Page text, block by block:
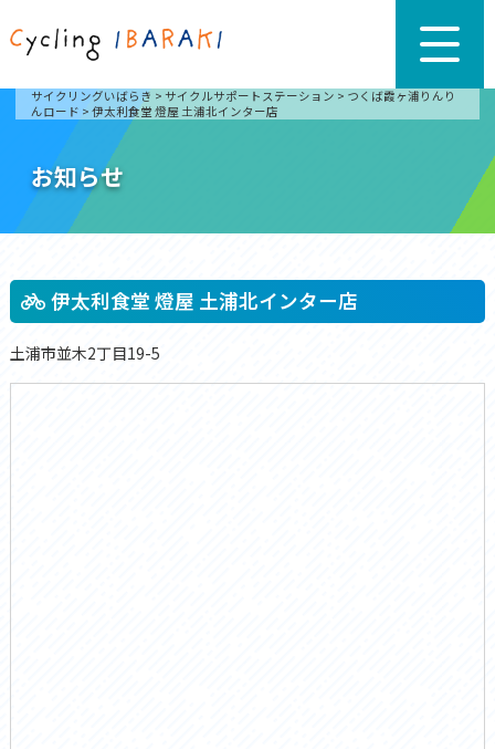
サイクリングいばらき > サイクルサポートステーション > つくば霞ヶ浦りんり
んロード > 伊太利食堂 燈屋 土浦北インター店
お知らせ
伊太利食堂 燈屋 土浦北インター店
土浦市並木2丁目19-5